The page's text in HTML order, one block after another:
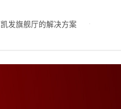
凯发旗舰厅的解决方案